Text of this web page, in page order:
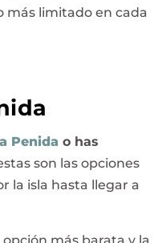
más limitado en cada
Penida o has
son las opciones
la isla hasta llegar a